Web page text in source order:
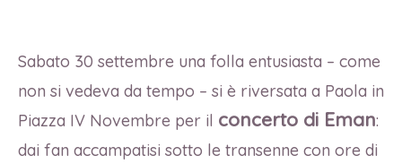
Sabato 30 settembre una folla entusiasta – come
non si vedeva da tempo – si è riversata a Paola in
Piazza IV Novembre per il concerto di Eman:
dai fan accampatisi sotto le transenne con ore di